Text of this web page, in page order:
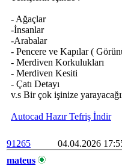
- Ağaçlar
-İnsanlar
-Arabalar
- Pencere ve Kapılar (
- Merdiven Korkulukları
- Merdiven Kesiti
- Çatı Detayı
v.s Bir çok işinize
Autocad Hazır Tefriş İndir
91265
04.04.2026
mateus